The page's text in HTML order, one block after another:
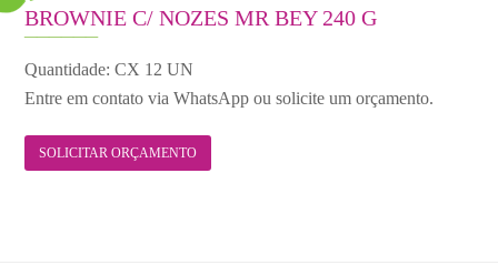
BROWNIE C/ NOZES MR BEY 240 G
Quantidade: CX 12 UN
Entre em contato via WhatsApp ou solicite um orçamento.
SOLICITAR ORÇAMENTO